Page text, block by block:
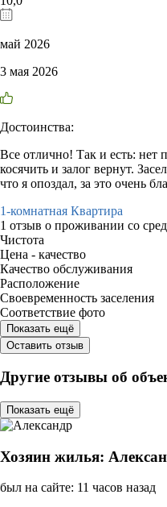
май 2026
3 мая 2026
Достоинства:
Все отлично! Так и есть: нет
косячить и залог вернут.
что я опоздал, за это очень
1-комнатная Квартира
1 отзыв о проживании со
Чистота
Цена - качество
Качество обслуживания
Расположение
Своевременность заселения
Соответствие фото
Показать ещё
Оставить отзыв
Другие отзывы об
Показать ещё
Хозяин жилья:
был на сайте: 11 часов назад